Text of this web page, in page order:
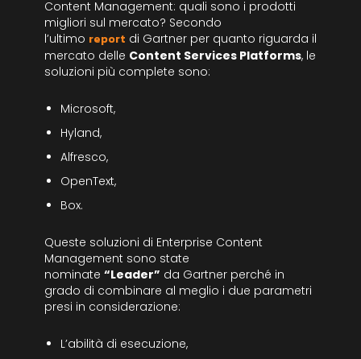
Content Management: quali sono i prodotti
migliori sul mercato? Secondo
l’ultimo report di Gartner per quanto riguarda il
mercato delle Content Services Platforms, le
soluzioni più complete sono:
Microsoft,
Hyland,
Alfresco,
OpenText,
Box.
Queste soluzioni di Enterprise Content
Management sono state
nominate “Leader” da Gartner perché in
grado di combinare al meglio i due parametri
presi in considerazione:
L’abilità di esecuzione,